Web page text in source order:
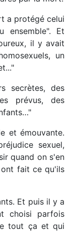
a protégé celui
ensemble". Et
il y avait
un
secrètes, des
prévus, des
et émouvante.
sexuel,
quand on s'en
fait ce qu'ils
Et puis il y a
choisi parfois
tout ça et qui